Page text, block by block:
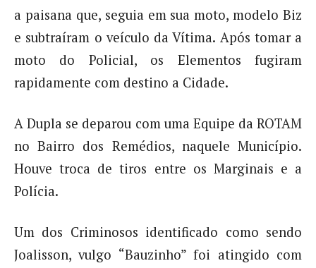
a paisana que, seguia em sua moto, modelo Biz
e subtraíram o veículo da Vítima. Após tomar a
moto do Policial, os Elementos fugiram
rapidamente com destino a Cidade.
A Dupla se deparou com uma Equipe da ROTAM
no Bairro dos Remédios, naquele Município.
Houve troca de tiros entre os Marginais e a
Polícia.
Um dos Criminosos identificado como sendo
Joalisson, vulgo “Bauzinho” foi atingido com